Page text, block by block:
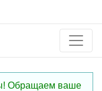
Обращаем ваше